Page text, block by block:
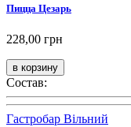
Пицца Цезарь
228,00 грн
Состав:
Гастробар Вільний